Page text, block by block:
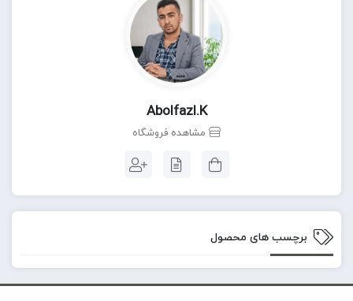
Abolfazl.k
مشاهده فروشگاه
برچسب های محصول